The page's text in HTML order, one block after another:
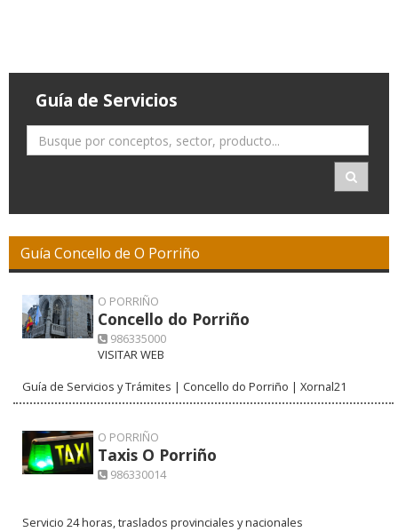
Guía de Servicios
Guía Concello de O Porriño
O PORRIÑO
Concello do Porriño
986335000
VISITAR WEB
Guía de Servicios y Trámites | Concello do Porriño | Xornal21
O PORRIÑO
Taxis O Porriño
986330014
Servicio 24 horas, traslados provinciales y nacionales